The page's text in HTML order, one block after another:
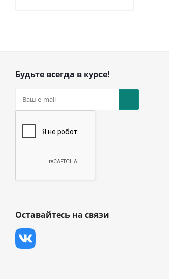
Будьте всегда в курсе!
Оставайтесь на связи